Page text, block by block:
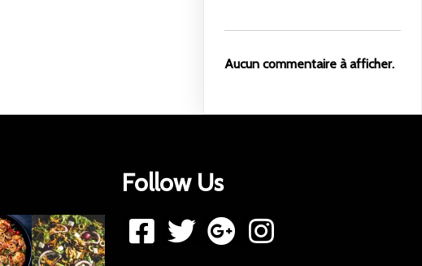
Aucun commentaire à afficher.
Follow Us